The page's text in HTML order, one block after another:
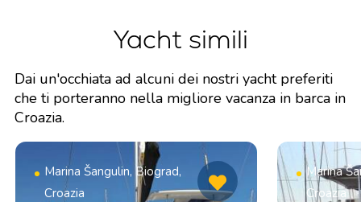
Yacht simili
Dai un'occhiata ad alcuni dei nostri yacht preferiti
che ti porteranno nella migliore vacanza in barca in
Croazia.
Marina Šangulin, Biograd,
Croazia
Marina
Croazia